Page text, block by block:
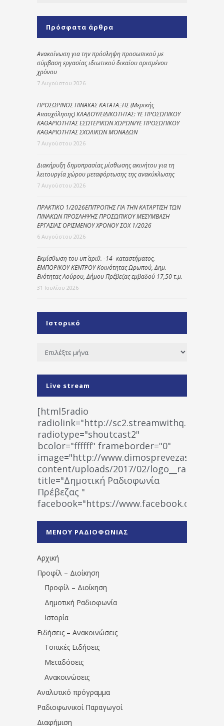
Πρόσφατα άρθρα
Ανακοίνωση για την πρόσληψη προσωπικού με
σύμβαση εργασίας ιδιωτικού δικαίου ορισμένου
χρόνου
7 Αυγούστου 2026
ΠΡΟΣΩΡΙΝΟΣ ΠΙΝΑΚΑΣ ΚΑΤΑΤΑΞΗΣ (Μερικής
Απασχόλησης) ΚΛΑΔΟΥ/ΕΙΔΙΚΟΤΗΤΑΣ: ΥΕ ΠΡΟΣΩΠΙΚΟΥ
ΚΑΘΑΡΙΟΤΗΤΑΣ ΕΣΩΤΕΡΙΚΩΝ ΧΩΡΩΝ/ΥΕ ΠΡΟΣΩΠΙΚΟΥ
ΚΑΘΑΡΙΟΤΗΤΑΣ ΣΧΟΛΙΚΩΝ ΜΟΝΑΔΩΝ
7 Αυγούστου 2026
Διακήρυξη δημοπρασίας μίσθωσης ακινήτου για τη
λειτουργία χώρου μεταφόρτωσης της ανακύκλωσης
7 Αυγούστου 2026
ΠΡΑΚΤΙΚΟ 1/2026ΕΠΙΤΡΟΠΗΣ ΓΙΑ ΤΗΝ ΚΑΤΑΡΤΙΣΗ ΤΩΝ
ΠΙΝΑΚΩΝ ΠΡΟΣΛΗΨΗΣ ΠΡΟΣΩΠΙΚΟΥ ΜΕΣΥΜΒΑΣΗ
ΕΡΓΑΣΙΑΣ ΟΡΙΣΜΕΝΟΥ ΧΡΟΝΟΥ ΣΟΧ 1/2026
6 Αυγούστου 2026
Εκμίσθωση του υπ΄ αριθ. -14- καταστήματος,
ΕΜΠΟΡΙΚΟΥ ΚΕΝΤΡΟΥ Κοινότητας Ωρωπού, Δημ.
Ενότητας Λούρου, Δήμου Πρέβεζας εμβαδού 17,50 τ.μ.
31 Ιουλίου 2026
Ιστορικό
Ιστορικό
Live stream
[html5radio
radiolink="http://
radiotype="shoutcast2"
bcolor="ffffff" frameborder="0"
image="http://www.dimosprevezas.gr/wp-
content/uploads/2017/02/
title="Δημοτική Ραδιοφωνία
Πρέβεζας "
facebook="https://www.facebook.com/
1531194763766854/" artist="" ]
ΜΕΝΟΥ ΡΑΔΙΟΦΩΝΙΑΣ
Αρχική
Προφίλ – Διοίκηση
Προφίλ – Διοίκηση
Δημοτική Ραδιοφωνία
Ιστορία
Ειδήσεις – Ανακοινώσεις
Τοπικές Ειδήσεις
Μεταδόσεις
Ανακοινώσεις
Αναλυτικό πρόγραμμα
Ραδιοφωνικοί Παραγωγοί
Διαφήμιση